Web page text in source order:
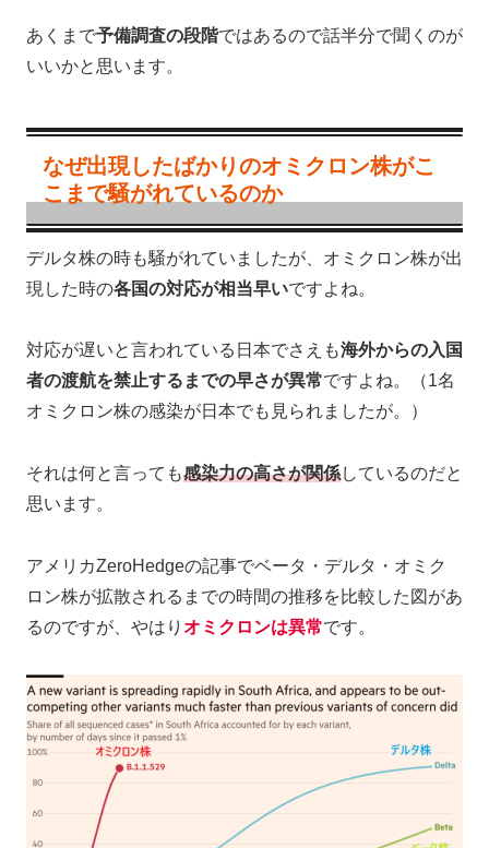
あくまで予備調査の段階ではあるので話半分で聞くのが
いいかと思います。
なぜ出現したばかりのオミクロン株がこ
こまで騒がれているのか
デルタ株の時も騒がれていましたが、オミクロン株が出
現した時の各国の対応が相当早いですよね。
対応が遅いと言われている日本でさえも海外からの入国
者の渡航を禁止するまでの早さが異常ですよね。（1名
オミクロン株の感染が日本でも見られましたが。）
それは何と言っても感染力の高さが関係しているのだと
思います。
アメリカZeroHedgeの記事でベータ・デルタ・オミク
ロン株が拡散されるまでの時間の推移を比較した図があ
るのですが、やはり オミクロンは異常です。